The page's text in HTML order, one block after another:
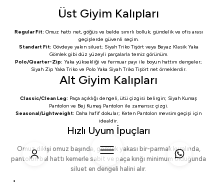
Üst Giyim Kalıpları
Regular Fit: Omuz hattı net, göğüs ve belde sınırlı bolluk; gündelik ve ofis arası
geçişlerde güvenli seçim.
Standart Fit: Gövdeye yakın siluet; Siyah Triko Tişörtveya Beyaz Klasik Yaka
Gömlekgibi düz yüzeyli parçalarla temiz görünüm.
Polo/Quarter-Zip: Yaka yüksekliği ve fermuar payı ile boyun hattını dengeler;
Siyah Zip Yaka Trikove Polo Yaka Siyah Triko Tişörtnet örneklerdir.
Alt Giyim Kalıpları
Classic/Clean Leg: Paça açıklığı dengeli, ütü çizgisi belirgin; Siyah Kumaş
Pantolon ve Bej Kumaş Pantolon ile zamansız çizgi.
Seasonal/Lightweight: Daha hafif dokular; Keten Pantolon mevsim geçişi için
idealdir.
Hızlı Uyum İpuçları
Omuz dikişi omuz başında, gömlek yakası bir-parmak kuralında,
pantolon bel hattı kemerle sabit ve paça kırığı minimum olduğunda
siluet en dengeli halini alır.